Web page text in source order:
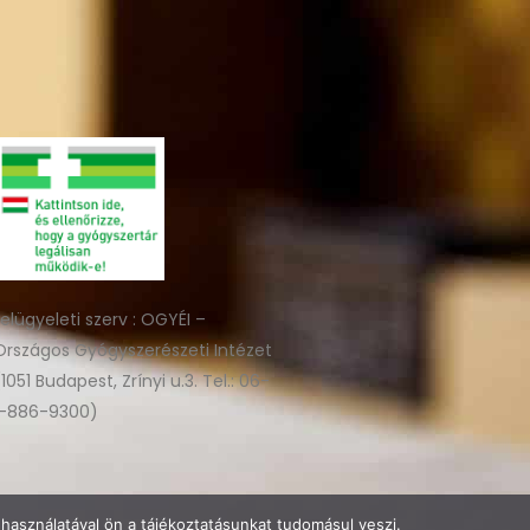
szerv : OGYÉI –
Gyógyszerészeti Intézet
Budapest, Zrínyi u.3. Tel.: 06-
886-9300)
ön a tájékoztatásunkat tudomásul veszi.